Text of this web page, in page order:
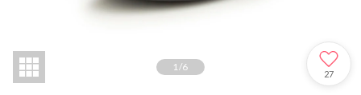
1/6
27